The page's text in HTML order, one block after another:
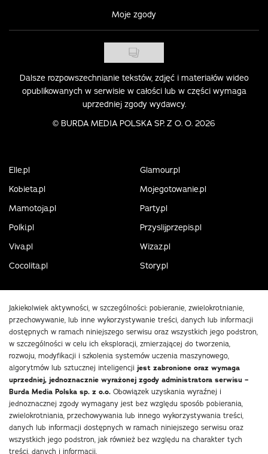
Moje zgody
Dalsze rozpowszechnianie tekstów, zdjęć i materiałów wideo
opublikowanych w serwisie w całości lub w części wymaga
uprzedniej zgody wydawcy.
© BURDA MEDIA POLSKA SP. Z O. O. 2026
Elle.pl
Glamour.pl
Kobieta.pl
Mojegotowanie.pl
Mamotoja.pl
Party.pl
Polki.pl
Przyslijprzepis.pl
Viva.pl
Wizaz.pl
Cocolita.pl
Story.pl
Jakiekolwiek aktywności, w szczególności: pobieranie, zwielokrotnianie,
przechowywanie, lub inne wykorzystywanie treści, danych lub informacji
dostępnych w ramach niniejszego serwisu oraz wszystkich jego podstron,
w szczególności w celu ich eksploracji, zmierzającej do tworzenia,
rozwoju, modyfikacji i szkolenia systemów uczenia maszynowego,
algorytmów lub sztucznej inteligencji jest zabronione oraz wymaga
uprzedniej, jednoznacznie wyrażonej zgody administratora serwisu –
Burda Media Polska sp. z o.o. Obowiązek uzyskania wyraźnej i
jednoznacznej zgody wymagany jest bez względu sposób pobierania,
zwielokrotniania, przechowywania lub innego wykorzystywania treści,
danych lub informacji dostępnych w ramach niniejszego serwisu oraz
wszystkich jego podstron, jak również bez względu na charakter tych
treści, danych i informacji.